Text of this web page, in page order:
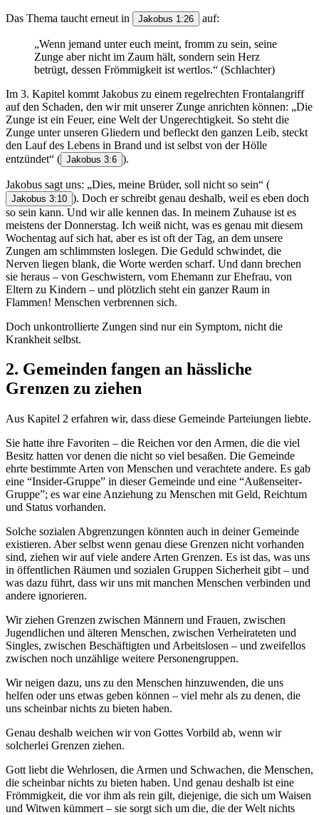
Das Thema taucht erneut in Jakobus 1:26 auf:
„Wenn jemand unter euch meint, fromm zu sein, seine
Zunge aber nicht im Zaum hält, sondern sein Herz
betrügt, dessen Frömmigkeit ist wertlos.“ (Schlachter)
Im 3. Kapitel kommt Jakobus zu einem regelrechten Frontalangriff
auf den Schaden, den wir mit unserer Zunge anrichten können: „Die
Zunge ist ein Feuer, eine Welt der Ungerechtigkeit. So steht die
Zunge unter unseren Gliedern und befleckt den ganzen Leib, steckt
den Lauf des Lebens in Brand und ist selbst von der Hölle
entzündet“ ( Jakobus 3:6 ).
Jakobus sagt uns: „Dies, meine Brüder, soll nicht so sein“ (
Jakobus 3:10 ). Doch er schreibt genau deshalb, weil es eben doch
so sein kann. Und wir alle kennen das. In meinem Zuhause ist es
meistens der Donnerstag. Ich weiß nicht, was es genau mit diesem
Wochentag auf sich hat, aber es ist oft der Tag, an dem unsere
Zungen am schlimmsten loslegen. Die Geduld schwindet, die
Nerven liegen blank, die Worte werden scharf. Und dann brechen
sie heraus – von Geschwistern, vom Ehemann zur Ehefrau, von
Eltern zu Kindern – und plötzlich steht ein ganzer Raum in
Flammen! Menschen verbrennen sich.
Doch unkontrollierte Zungen sind nur ein Symptom, nicht die
Krankheit selbst.
2. Gemeinden fangen an hässliche
Grenzen zu ziehen
Aus Kapitel 2 erfahren wir, dass diese Gemeinde Parteiungen liebte.
Sie hatte ihre Favoriten – die Reichen vor den Armen, die die viel
Besitz hatten vor denen die nicht so viel besaßen. Die Gemeinde
ehrte bestimmte Arten von Menschen und verachtete andere. Es gab
eine “Insider-Gruppe” in dieser Gemeinde und eine “Außenseiter-
Gruppe”; es war eine Anziehung zu Menschen mit Geld, Reichtum
und Status vorhanden.
Solche sozialen Abgrenzungen könnten auch in deiner Gemeinde
existieren. Aber selbst wenn genau diese Grenzen nicht vorhanden
sind, ziehen wir auf viele andere Arten Grenzen. Es ist das, was uns
in öffentlichen Räumen und sozialen Gruppen Sicherheit gibt – und
was dazu führt, dass wir uns mit manchen Menschen verbinden und
andere ignorieren.
Wir ziehen Grenzen zwischen Männern und Frauen, zwischen
Jugendlichen und älteren Menschen, zwischen Verheirateten und
Singles, zwischen Beschäftigten und Arbeitslosen – und zweifellos
zwischen noch unzählige weitere Personengruppen.
Wir neigen dazu, uns zu den Menschen hinzuwenden, die uns
helfen oder uns etwas geben können – viel mehr als zu denen, die
uns scheinbar nichts zu bieten haben.
Genau deshalb weichen wir von Gottes Vorbild ab, wenn wir
solcherlei Grenzen ziehen.
Gott liebt die Wehrlosen, die Armen und Schwachen, die Menschen,
die scheinbar nichts zu bieten haben. Und genau deshalb ist eine
Frömmigkeit, die vor ihm als rein gilt, diejenige, die sich um Waisen
und Witwen kümmert – sie sorgt sich um die, die der Welt nichts